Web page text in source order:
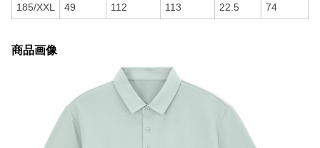
185/XXL 49 112 113 22.5 74
商品画像